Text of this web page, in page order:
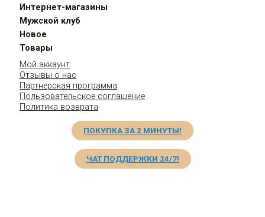
Интернет-магазины
Мужской клуб
Новое
Товары
Мой аккаунт
Отзывы о нас
Партнерская программа
Пользовательское соглашение
Политика возврата
ПОКУПКА ЗА 2 МИНУТЫ!
ЧАТ ПОДДЕРЖКИ 24/7!